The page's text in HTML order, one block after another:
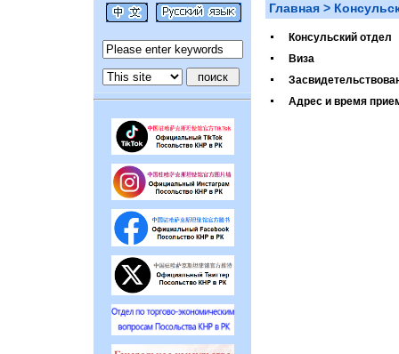
Главная >
Консульский отдел
Виза
Адрес и время